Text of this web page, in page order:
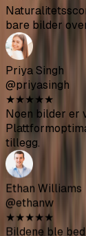
Nina Patel
@ninapatel
★★★ ★★
Variasjonen er
solide til å
Kvaliteten er
Chris Anderson
@chrisanderson
★★★★★
bare bilder